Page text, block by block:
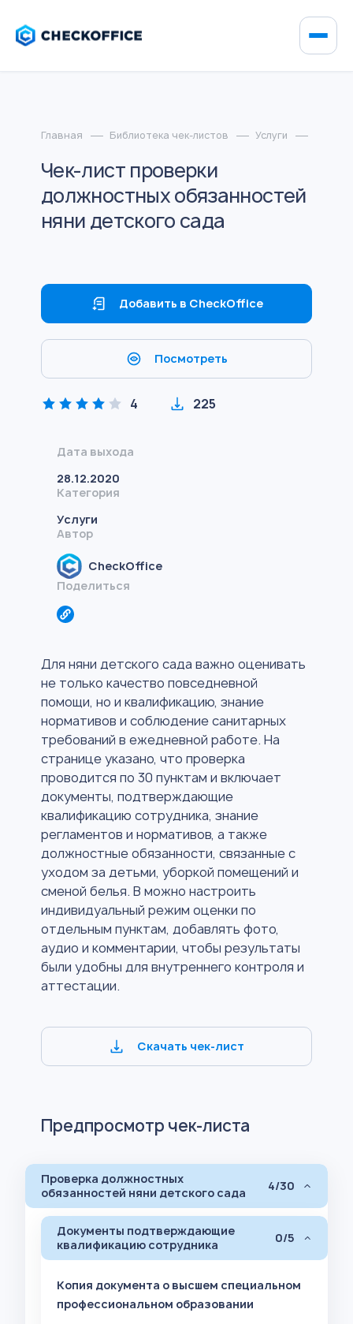
Главная Библиотека чек-листов Услуги
Чек-лист проверки
должностных обязанностей
няни детского сада
Добавить в CheckOffice
Посмотреть
4 225
Дата выхода
28.12.2020
Категория
Услуги
Автор
CheckOffice
Поделиться
Для няни детского сада важно оценивать
не только качество повседневной
помощи, но и квалификацию, знание
нормативов и соблюдение санитарных
требований в ежедневной работе. На
странице указано, что проверка
проводится по 30 пунктам и включает
документы, подтверждающие
квалификацию сотрудника, знание
регламентов и нормативов, а также
должностные обязанности, связанные с
уходом за детьми, уборкой помещений и
сменой белья. В можно настроить
индивидуальный режим оценки по
отдельным пунктам, добавлять фото,
аудио и комментарии, чтобы результаты
были удобны для внутреннего контроля и
аттестации.
Скачать чек-лист
Предпросмотр чек-листа
Проверка должностных
обязанностей няни детского сада
4/30
Документы подтверждающие
квалификацию сотрудника
0/5
Копия документа о высшем специальном
профессиональном образовании